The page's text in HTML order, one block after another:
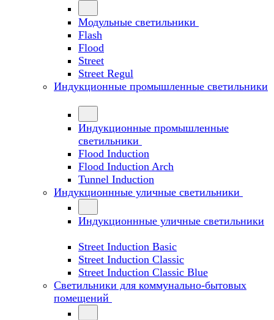
Модульные светильники
Flash
Flood
Street
Street Regul
Индукционные промышленные светильники
Индукционные промышленные
светильники
Flood Induction
Flood Induction Arch
Tunnel Induction
Индукционнные уличные светильники
Индукционнные уличные светильники
Street Induction Basic
Street Induction Classic
Street Induction Classic Blue
Светильники для коммунально-бытовых
помещений